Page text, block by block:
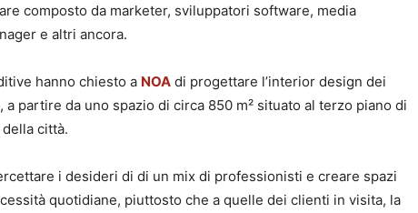
composto da marketer, sviluppatori software, media
e altri ancora.
hanno chiesto a NOA di progettare l’interior design dei
, a partire da uno spazio di circa 850 m² situato al terzo piano di
città.
i desideri di di un mix di professionisti e creare spazi
quotidiane, piuttosto che a quelle dei clienti in visita, la